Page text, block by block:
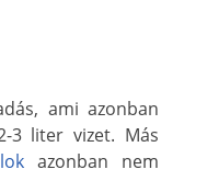
ami azonban
3 liter vizet. Más
azonban nem